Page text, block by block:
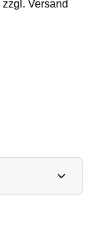
zzgl. Versand